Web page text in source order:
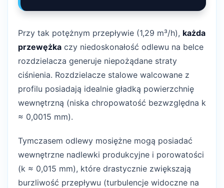
Przy tak potężnym przepływie (1,29 m³/h), każda
przewężka czy niedoskonałość odlewu na belce
rozdzielacza generuje niepożądane straty
ciśnienia. Rozdzielacze stalowe walcowane z
profilu posiadają idealnie gładką powierzchnię
wewnętrzną (niska chropowatość bezwzględna k
≈ 0,0015 mm).
Tymczasem odlewy mosiężne mogą posiadać
wewnętrzne nadlewki produkcyjne i porowatości
(k ≈ 0,015 mm), które drastycznie zwiększają
burzliwość przepływu (turbulencje widoczne na